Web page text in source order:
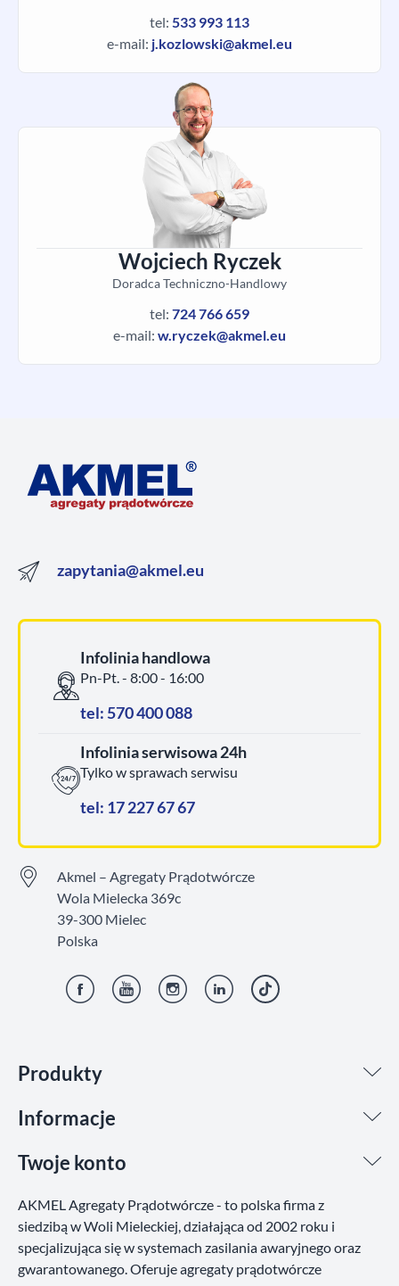
tel: 533 993 113
e-mail: j.kozlowski@akmel.eu
Wojciech Ryczek
Doradca Techniczno-Handlowy
tel: 724 766 659
e-mail: w.ryczek@akmel.eu
Produkty
Informacje
Twoje konto
zapytania@akmel.eu
Infolinia handlowa
Pn-Pt. - 8:00 - 16:00
tel: 570 400 088
Infolinia serwisowa 24h
Tylko w sprawach serwisu
tel: 17 227 67 67
Akmel – Agregaty Prądotwórcze
Wola Mielecka 369c
39-300 Mielec
Polska
AKMEL Agregaty Prądotwórcze - to polska firma z
siedzibą w Woli Mieleckiej, działająca od 2002 roku i
specjalizująca się w systemach zasilania awaryjnego oraz
gwarantowanego. Oferuje agregaty prądotwórcze